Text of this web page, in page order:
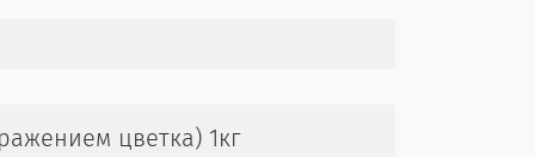
цветка) 1кг